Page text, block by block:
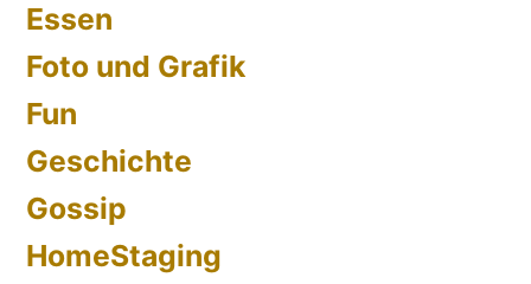
Essen
Foto und Grafik
Fun
Geschichte
Gossip
HomeStaging